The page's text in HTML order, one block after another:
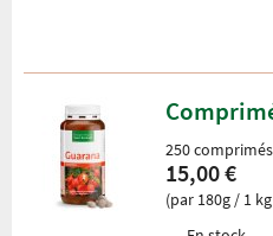
250 comprimés
15,00 €
(par 180g / 1